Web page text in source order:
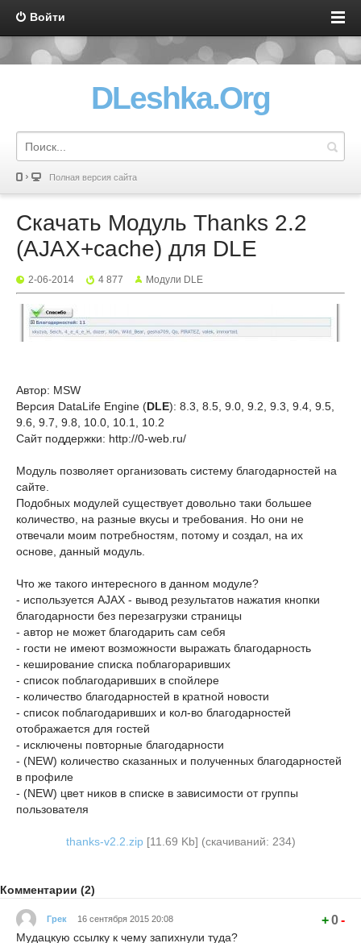
Войти
DLeshka.Org
Полная версия сайта
Скачать Модуль Thanks 2.2
(AJAX+cache) для DLE
2-06-2014 4 877 Mодули DLE
Автор: MSW
Версия DataLife Engine (DLE): 8.3, 8.5, 9.0, 9.2, 9.3, 9.4, 9.5,
9.6, 9.7, 9.8, 10.0, 10.1, 10.2
Сайт поддержки: http://0-web.ru/
Модуль позволяет организовать систему благодарностей на
сайте.
Подобных модулей существует довольно таки большее
количество, на разные вкусы и требования. Но они не
отвечали моим потребностям, потому и создал, на их
основе, данный модуль.
Что же такого интересного в данном модуле?
- используется AJAX - вывод результатов нажатия кнопки
благодарности без перезагрузки страницы
- автор не может благодарить сам себя
- гости не имеют возможности выражать благодарность
- кеширование списка поблагораривших
- список поблагодаривших в спойлере
- количество благодарностей в кратной новости
- список поблагодаривших и кол-во благодарностей
отображается для гостей
- исключены повторные благодарности
- (NEW) количество сказанных и полученных благодарностей
в профиле
- (NEW) цвет ников в списке в зависимости от группы
пользователя
thanks-v2.2.zip[11.69 Kb] (cкачиваний: 234)
Комментарии (2)
Грек 16 сентября 2015 20:08 +0-
Мудацкую ссылку к чему запихнули туда?